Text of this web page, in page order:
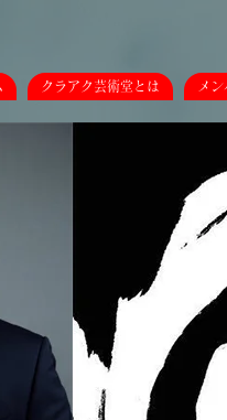
クラアク芸術堂とは メ